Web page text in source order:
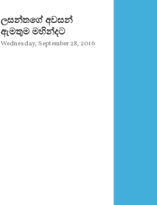
ලසන්තගේ අවසන්
ඇමතුම මහින්දට
Wednesday, September 28, 2016